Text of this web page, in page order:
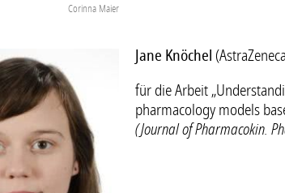
Corinna Maier
Jane Knöchel
für die Arbeit
pharmacology models
(Journal of Pharmacokin.